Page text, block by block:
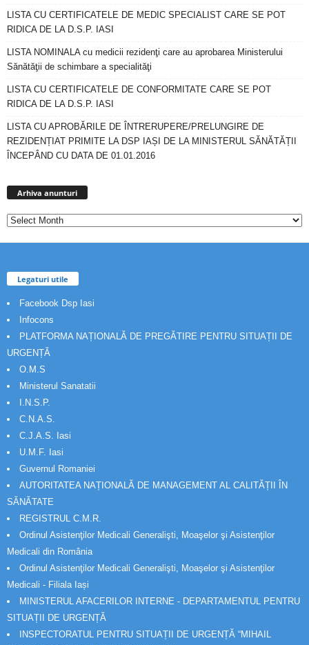
LISTA CU CERTIFICATELE DE MEDIC SPECIALIST CARE SE POT
RIDICA DE LA D.S.P. IASI
LISTA NOMINALA cu medicii rezidenţi care au aprobarea Ministerului
Sănătăţii de schimbare a specialităţi
LISTA CU CERTIFICATELE DE CONFORMITATE CARE SE POT
RIDICA DE LA D.S.P. IASI
LISTA CU APROBĂRILE DE ÎNTRERUPERE/PRELUNGIRE DE
REZIDENȚIAT PRIMITE LA DSP IAȘI DE LA MINISTERUL SĂNĂTĂȚII
ÎNCEPÂND CU DATA DE 01.01.2016
Arhiva anunturi
Legaturi utile
Facebook Dsp Iasi
Infocons
PLATFORMA NAȚIONALĂ DE PREGĂTIRE PENTRU SITUAȚII DE
URGENȚĂ
O.M.S
Ministerul Sanatatii
I.N.S.P.
C.N.A.S.
C.J.A.S. Iasi
U.M.F. Iasi
Guvernul Romaniei
AUTORITATEA NAȚIONALĂ DE MANAGEMENT AL CALITĂȚII ÎN
SĂNĂTATE
REGISTRUL C.M.R.
Ordinul Asistenţilor Medicali Generalişti, Moaşelor şi Asistenţilor
Medicali din România
Ordinul Asistenţilor Medicali Generalişti, Moaşelor şi Asistenţilor
Medicali - Filiala Iași
MINISTERUL AFACERILOR INTERNE - DEPARTAMENTUL PENTRU
SITUAȚII DE URGENȚĂ
INSPECTORATUL PENTRU SITUAȚII DE URGENȚĂ “MIHAIL